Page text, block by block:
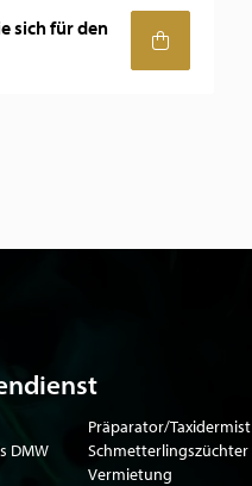
sich für den
DMW
Präparator/Taxidermist
Schmetterlingszüchter
Vermietung